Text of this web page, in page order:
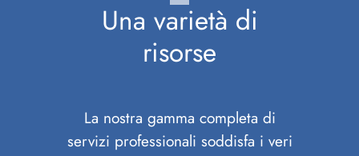
Una varietà di
risorse
La nostra gamma completa di
servizi professionali soddisfa i veri